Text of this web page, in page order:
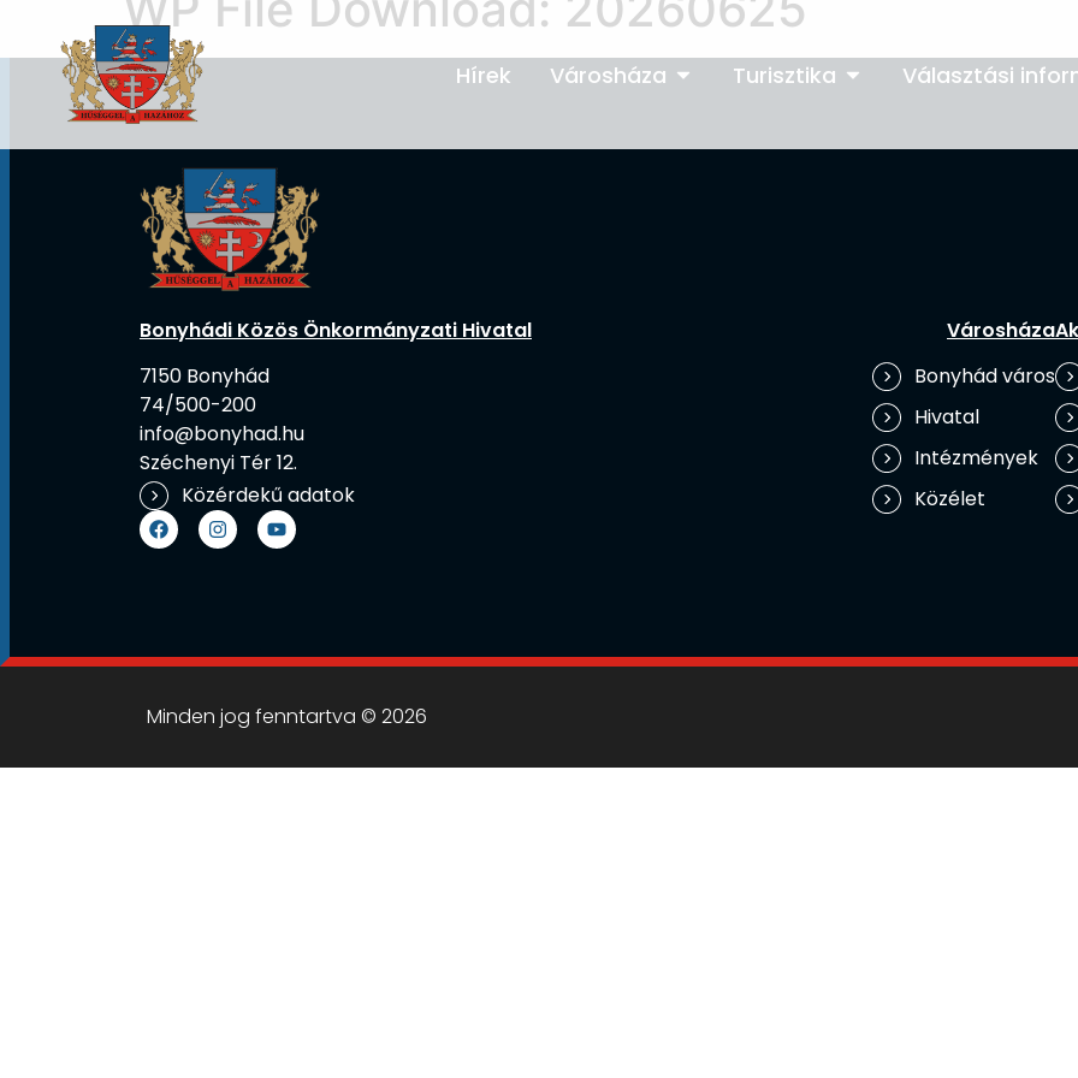
Hírek Városháza Turisztika Választási
Bonyhádi Közös Önkormányzati Hivatal
7150 Bonyhád
74/500-200
info@bonyhad.hu
Széchenyi Tér 12.
Közérdekű adatok
Városháza
Bonyhád város
Hivatal
Intézmények
Közélet
Minden jog fenntartva © 2026